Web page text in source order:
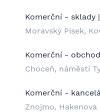
Komerční - sklady
Moravský Písek,
Komerční -
Choceň, náměstí
Komerční -
Znojmo, Hakenova